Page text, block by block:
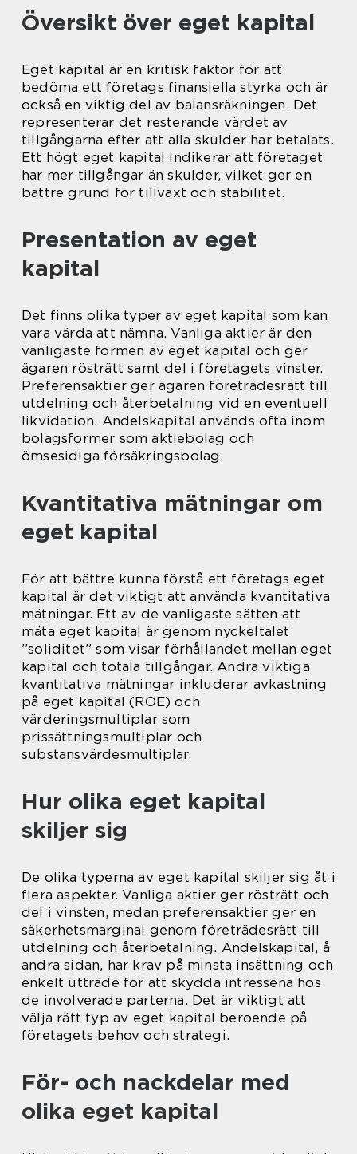
Översikt över eget kapital
Eget kapital är en kritisk faktor för att
bedöma ett företags finansiella styrka och är
också en viktig del av balansräkningen. Det
representerar det resterande värdet av
tillgångarna efter att alla skulder har betalats.
Ett högt eget kapital indikerar att företaget
har mer tillgångar än skulder, vilket ger en
bättre grund för tillväxt och stabilitet.
Presentation av eget
kapital
Det finns olika typer av eget kapital som kan
vara värda att nämna. Vanliga aktier är den
vanligaste formen av eget kapital och ger
ägaren rösträtt samt del i företagets vinster.
Preferensaktier ger ägaren företrädesrätt till
utdelning och återbetalning vid en eventuell
likvidation. Andelskapital används ofta inom
bolagsformer som aktiebolag och
ömsesidiga försäkringsbolag.
Kvantitativa mätningar om
eget kapital
För att bättre kunna förstå ett företags eget
kapital är det viktigt att använda kvantitativa
mätningar. Ett av de vanligaste sätten att
mäta eget kapital är genom nyckeltalet
”soliditet” som visar förhållandet mellan eget
kapital och totala tillgångar. Andra viktiga
kvantitativa mätningar inkluderar avkastning
på eget kapital (ROE) och
värderingsmultiplar som
prissättningsmultiplar och
substansvärdesmultiplar.
Hur olika eget kapital
skiljer sig
De olika typerna av eget kapital skiljer sig åt i
flera aspekter. Vanliga aktier ger rösträtt och
del i vinsten, medan preferensaktier ger en
säkerhetsmarginal genom företrädesrätt till
utdelning och återbetalning. Andelskapital, å
andra sidan, har krav på minsta insättning och
enkelt utträde för att skydda intressena hos
de involverade parterna. Det är viktigt att
välja rätt typ av eget kapital beroende på
företagets behov och strategi.
För- och nackdelar med
olika eget kapital